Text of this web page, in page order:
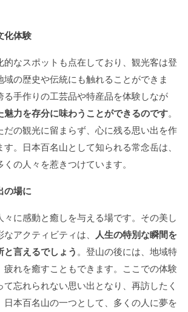
化体験
的なスポットも点在しており、観光客は登
域の歴史や伝統にも触れることができま
る手作りの工芸品や特産品を体験しなが
魅力を存分に味わうことができるのです。
だの観光に留まらず、心に残る思い出を作
。日本百名山として知られる常念岳は、
の人々を惹きつけています。
の場に
に感動と癒しを与える場です。その美し
アクティビティは、 人生の特別な瞬間を
言えるでしょう 。登山の後には、地域特
疲れを癒すこともできます。ここでの体験
忘れられない思い出となり、再訪したく
日本百名山の一つとして、多くの人に夢を